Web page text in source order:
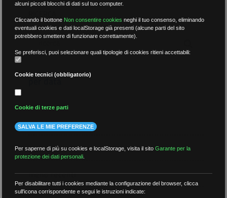
per data
più recenti
meno recenti
alcuni piccoli blocchi di dati sul tuo computer.
Cliccando il bottone Non consentire cookies neghi il tuo consenso, eliminando
eventuali cookies e dati localStorage già presenti (alcune parti del sito
potrebbero smettere di funzionare correttamente).
Se preferisci, puoi selezionare quali tipologie di cookies ritieni accettabili:
Cookie tecnici (obbligatorio)
Cookie di terze parti
SALVA LE MIE PREFERENZE
Per saperne di più su cookies e localStorage, visita il sitoGarante per la
protezione dei dati personali
Per disabilitare tutti i cookies mediante la configurazione del browser, clicca
sull'icona corrispondente e segui le istruzioni indicate: